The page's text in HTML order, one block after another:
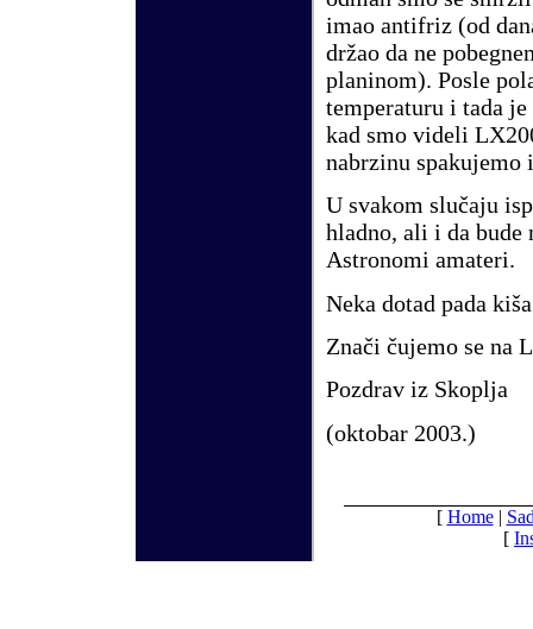
imao antifriz (od
držao da ne
planinom). Posle
temperaturu i tada
kad smo videli
nabrzinu
U svakom slučaju
hladno, ali i da bude
Astronomi amateri.
Neka dotad pada
Znači čujemo se na
Pozdrav iz Skoplja
(oktobar 2003.)
[ Home|
[